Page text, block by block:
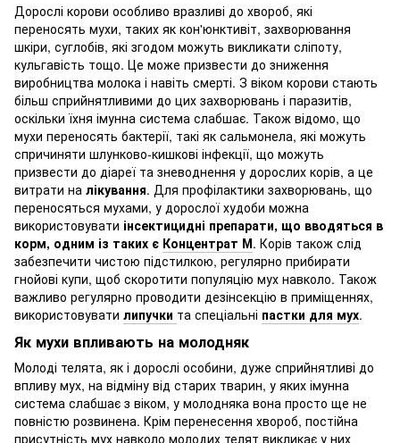
Дорослі корови особливо вразливі до хвороб, які
переносять мухи, таких як кон'юнктивіт, захворювання
шкіри, суглобів, які згодом можуть викликати сліпоту,
кульгавість тощо. Це може призвести до зниження
виробництва молока і навіть смерті. З віком корови стають
більш сприйнятливими до цих захворювань і паразитів,
оскільки їхня імунна система слабшає. Також відомо, що
мухи переносять бактерії, такі як сальмонела, які можуть
спричиняти шлунково-кишкові інфекції, що можуть
призвести до діареї та зневоднення у дорослих корів, а це
витрати на лікування. Для профілактики захворювань, що
переносяться мухами, у дорослої худоби можна
використовувати інсектицидні препарати, що вводяться в
корм, одним із таких є Концентрат М. Корів також слід
забезпечити чистою підстилкою, регулярно прибирати
гнойові купи, щоб скоротити популяцію мух навколо. Також
важливо регулярно проводити дезінсекцію в приміщеннях,
використовувати липучки та спеціальні пастки для мух.
Як мухи впливають на молодняк
Молоді телята, як і дорослі особини, дуже сприйнятливі до
впливу мух, на відміну від старих тварин, у яких імунна
система слабшає з віком, у молодняка вона просто ще не
повністю розвинена. Крім перенесення хвороб, постійна
присутність мух навколо молодих телят викликає у них